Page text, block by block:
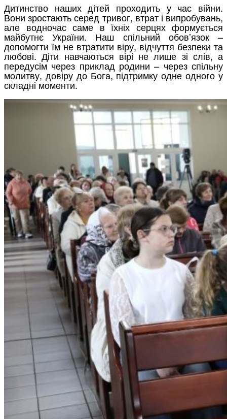
Дитинство наших дітей проходить у час війни.
Вони зростають серед тривог, втрат і випробувань,
але водночас саме в їхніх серцях формується
майбутнє України. Наш спільний обов’язок –
допомогти їм не втратити віру, відчуття безпеки та
любові. Діти навчаються вірі не лише зі слів, а
передусім через приклад родини – через спільну
молитву, довіру до Бога, підтримку одне одного у
складні моменти.